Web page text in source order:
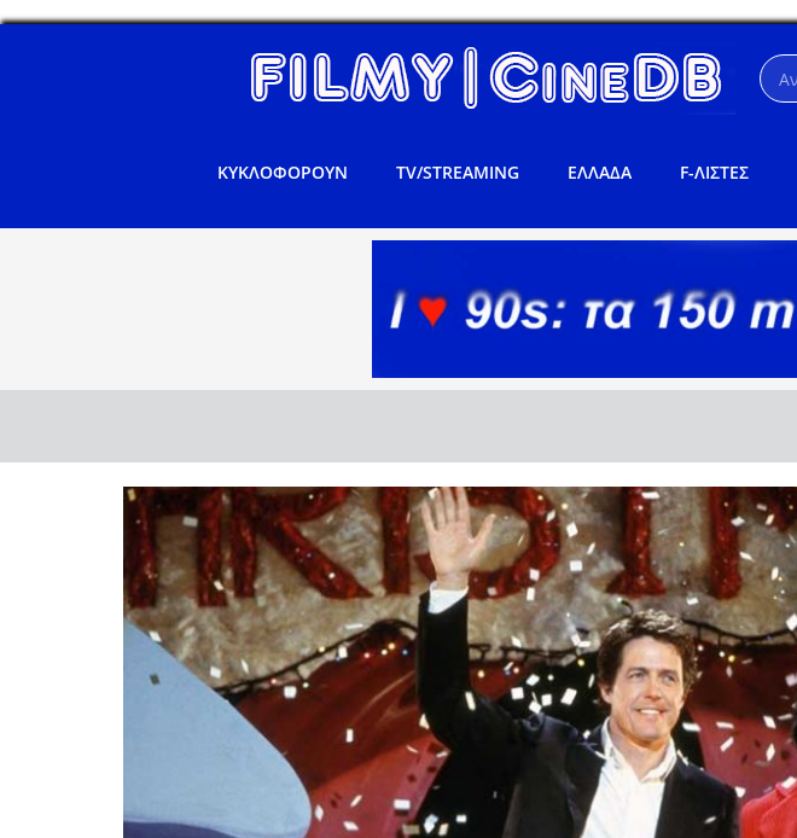
ΚΥΚΛΟΦΟΡΟΥΝ TV/STREAMING ΕΛΛΑΔΑ F-ΛΙΣΤΕΣ